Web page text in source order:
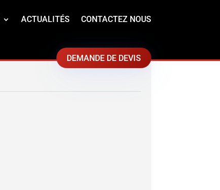
ACTUALITÉS CONTACTEZ NOUS
DEMANDE DE DEVIS